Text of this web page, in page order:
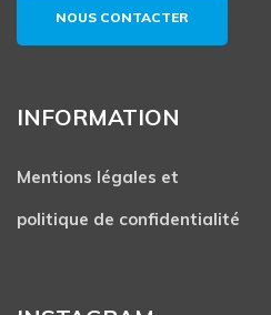
NOUS CONTACTER
INFORMATION
Mentions légales et
politique de confidentialité